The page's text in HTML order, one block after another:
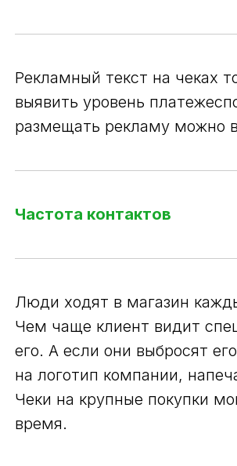
Рекламный текст на чеках
выявить уровень
размещать рекламу можно
Частота контактов
Люди ходят в магазин
Чем чаще клиент видит
его. А если они выбросят
на логотип компании,
Чеки на крупные покупки
время.